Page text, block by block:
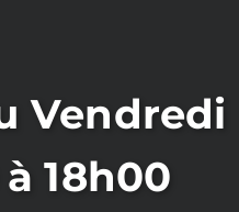
Vendredi
18h00